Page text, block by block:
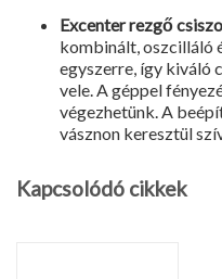
Excenter rezgő
kombinált, oszcilláló
egyszerre, így kiváló
vele. A géppel
végezhe­tünk. A
vásznon keresztül
Kapcsolódó cikkek